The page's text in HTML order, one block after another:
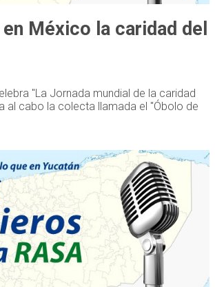
"La Jornada mundial de la caridad
al cabo la colecta llamada el "Óbolo de